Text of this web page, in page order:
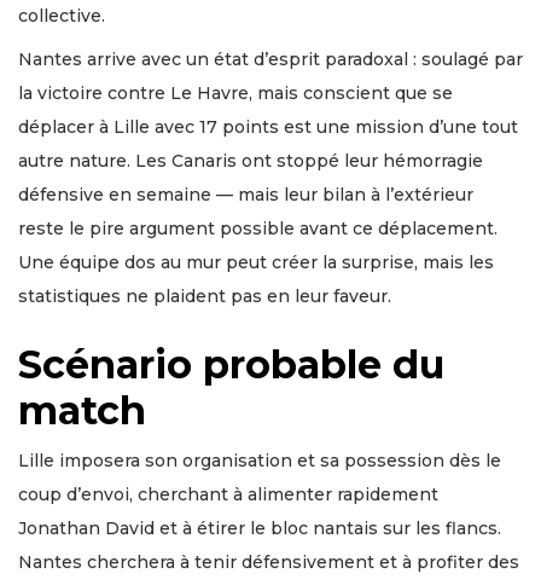
collective.
Nantes arrive avec un état d’esprit paradoxal : soulagé par
la victoire contre Le Havre, mais conscient que se
déplacer à Lille avec 17 points est une mission d’une tout
autre nature. Les Canaris ont stoppé leur hémorragie
défensive en semaine — mais leur bilan à l’extérieur
reste le pire argument possible avant ce déplacement.
Une équipe dos au mur peut créer la surprise, mais les
statistiques ne plaident pas en leur faveur.
Scénario probable du
match
Lille imposera son organisation et sa possession dès le
coup d’envoi, cherchant à alimenter rapidement
Jonathan David et à étirer le bloc nantais sur les flancs.
Nantes cherchera à tenir défensivement et à profiter des